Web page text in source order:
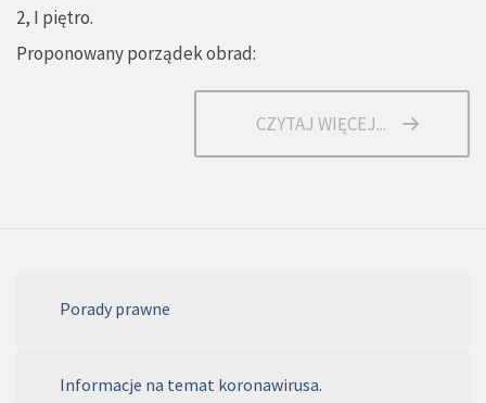
2, I piętro.
Proponowany porządek obrad:
CZYTAJ WIĘCEJ...
Porady prawne
Informacje na temat koronawirusa.